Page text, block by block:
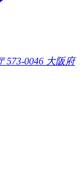
573-0046 大阪府